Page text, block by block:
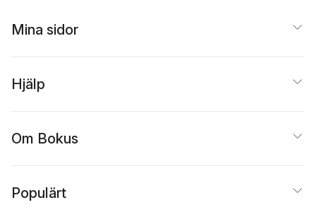
Mina sidor
Hjälp
Om Bokus
Populärt